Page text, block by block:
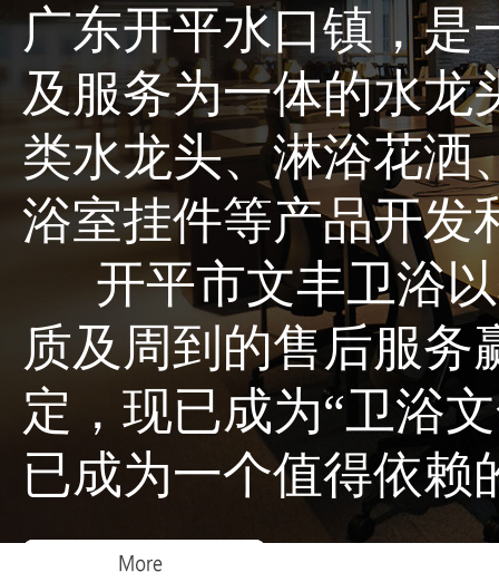
广东开平水口镇，是
及服务为一体的水龙
类水龙头、淋浴花洒
浴室挂件等产品开发
开平市文丰卫浴以
质及周到的售后服务
定，现已成为“卫浴
已成为一个值得依赖